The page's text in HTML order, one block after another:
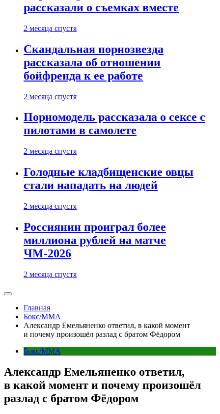
рассказали о съемках вместе
2 месяца спустя
Скандальная порнозвезда
рассказала об отношении
бойфренда к ее работе
2 месяца спустя
Порномодель рассказала о сексе с
пилотами в самолете
2 месяца спустя
Голодные кладбищенские овцы
стали нападать на людей
2 месяца спустя
Россиянин проиграл более
миллиона рублей на матче
ЧМ-2026
2 месяца спустя
Главная
Бокс/MMA
Александр Емельяненко ответил, в какой момент
и почему произошёл разлад с братом Фёдором
Бокс/MMA
Александр Емельяненко ответил,
в какой момент и почему произошёл
разлад с братом Фёдором